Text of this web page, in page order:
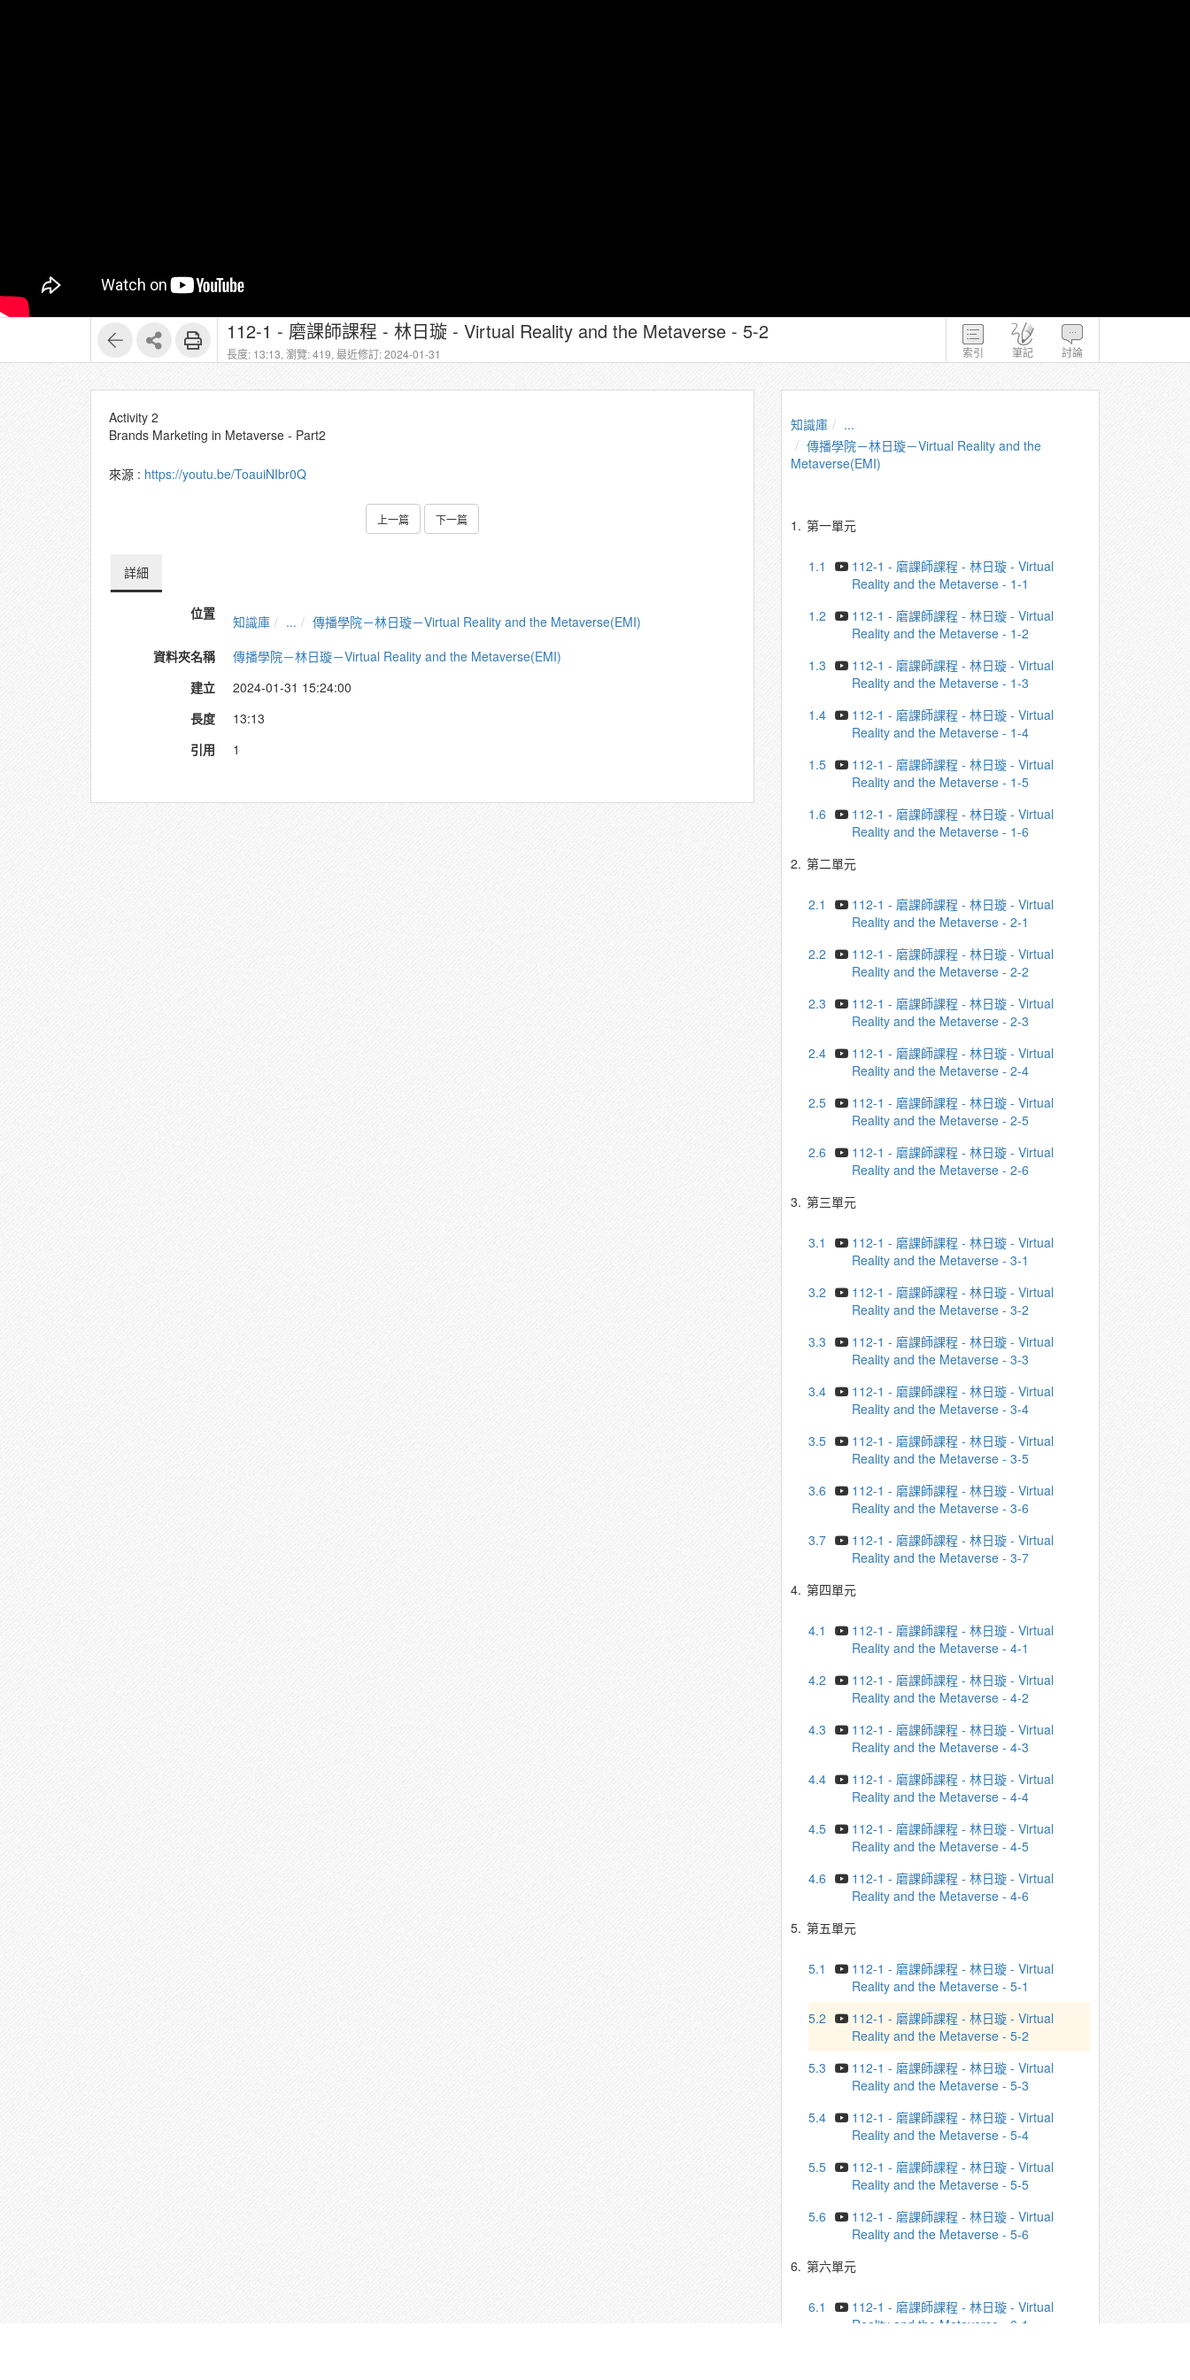
索引 筆記 討論
112-1 - 磨課師課程 - 林日璇 - Virtual Reality and the Metaverse - 5-2
長度: 13:13, 瀏覽: 419, 最近修訂: 2024-01-31
Activity 2
Brands Marketing in Metaverse - Part2
來源 : https://youtu.be/ToauiNIbr0Q
上一篇 下一篇
詳細
位置 知識庫 ...
傳播學院－林日璇－Virtual Reality and the Metaverse(EMI)
資料夾名稱
傳播學院－林日璇－Virtual Reality and the Metaverse(EMI)
建立
2024-01-31 15:24:00
長度
13:13
引用
1
知識庫
...
傳播學院－林日璇－Virtual Reality and the
Metaverse(EMI)
1. 第一單元
1.1
112-1 - 磨課師課程 - 林日璇 - Virtual
Reality and the Metaverse - 1-1
1.2
112-1 - 磨課師課程 - 林日璇 - Virtual
Reality and the Metaverse - 1-2
1.3
112-1 - 磨課師課程 - 林日璇 - Virtual
Reality and the Metaverse - 1-3
1.4
112-1 - 磨課師課程 - 林日璇 - Virtual
Reality and the Metaverse - 1-4
1.5
112-1 - 磨課師課程 - 林日璇 - Virtual
Reality and the Metaverse - 1-5
1.6
112-1 - 磨課師課程 - 林日璇 - Virtual
Reality and the Metaverse - 1-6
2. 第二單元
2.1
112-1 - 磨課師課程 - 林日璇 - Virtual
Reality and the Metaverse - 2-1
2.2
112-1 - 磨課師課程 - 林日璇 - Virtual
Reality and the Metaverse - 2-2
2.3
112-1 - 磨課師課程 - 林日璇 - Virtual
Reality and the Metaverse - 2-3
2.4
112-1 - 磨課師課程 - 林日璇 - Virtual
Reality and the Metaverse - 2-4
2.5
112-1 - 磨課師課程 - 林日璇 - Virtual
Reality and the Metaverse - 2-5
2.6
112-1 - 磨課師課程 - 林日璇 - Virtual
Reality and the Metaverse - 2-6
3. 第三單元
3.1
112-1 - 磨課師課程 - 林日璇 - Virtual
Reality and the Metaverse - 3-1
3.2
112-1 - 磨課師課程 - 林日璇 - Virtual
Reality and the Metaverse - 3-2
3.3
112-1 - 磨課師課程 - 林日璇 - Virtual
Reality and the Metaverse - 3-3
3.4
112-1 - 磨課師課程 - 林日璇 - Virtual
Reality and the Metaverse - 3-4
3.5
112-1 - 磨課師課程 - 林日璇 - Virtual
Reality and the Metaverse - 3-5
3.6
112-1 - 磨課師課程 - 林日璇 - Virtual
Reality and the Metaverse - 3-6
3.7
112-1 - 磨課師課程 - 林日璇 - Virtual
Reality and the Metaverse - 3-7
4. 第四單元
4.1
112-1 - 磨課師課程 - 林日璇 - Virtual
Reality and the Metaverse - 4-1
4.2
112-1 - 磨課師課程 - 林日璇 - Virtual
Reality and the Metaverse - 4-2
4.3
112-1 - 磨課師課程 - 林日璇 - Virtual
Reality and the Metaverse - 4-3
4.4
112-1 - 磨課師課程 - 林日璇 - Virtual
Reality and the Metaverse - 4-4
4.5
112-1 - 磨課師課程 - 林日璇 - Virtual
Reality and the Metaverse - 4-5
4.6
112-1 - 磨課師課程 - 林日璇 - Virtual
Reality and the Metaverse - 4-6
5. 第五單元
5.1
112-1 - 磨課師課程 - 林日璇 - Virtual
Reality and the Metaverse - 5-1
5.2
112-1 - 磨課師課程 - 林日璇 - Virtual
Reality and the Metaverse - 5-2
5.3
112-1 - 磨課師課程 - 林日璇 - Virtual
Reality and the Metaverse - 5-3
5.4
112-1 - 磨課師課程 - 林日璇 - Virtual
Reality and the Metaverse - 5-4
5.5
112-1 - 磨課師課程 - 林日璇 - Virtual
Reality and the Metaverse - 5-5
5.6
112-1 - 磨課師課程 - 林日璇 - Virtual
Reality and the Metaverse - 5-6
6. 第六單元
6.1
112-1 - 磨課師課程 - 林日璇 - Virtual
Reality and the Metaverse - 6-1